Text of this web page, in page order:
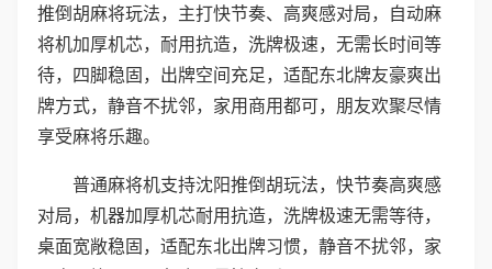
推倒胡麻将玩法，主打快节奏、高爽感对局，自动麻
将机加厚机芯，耐用抗造，洗牌极速，无需长时间等
待，四脚稳固，出牌空间充足，适配东北牌友豪爽出
牌方式，静音不扰邻，家用商用都可，朋友欢聚尽情
享受麻将乐趣。
普通麻将机支持沈阳推倒胡玩法，快节奏高爽感
对局，机器加厚机芯耐用抗造，洗牌极速无需等待，
桌面宽敞稳固，适配东北出牌习惯，静音不扰邻，家